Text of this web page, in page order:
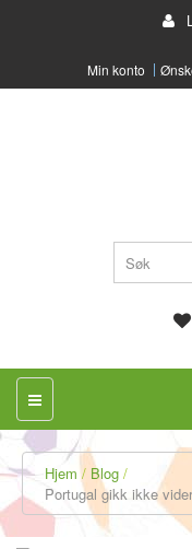
Min konto
Hjem
Blog
Portugal gikk ikke